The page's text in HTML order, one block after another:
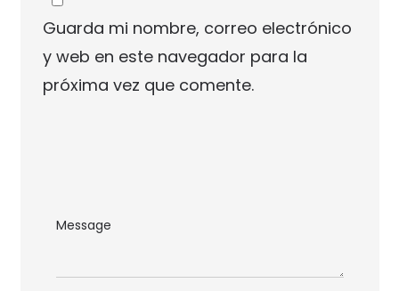
Guarda mi nombre, correo electrónico
y web en este navegador para la
próxima vez que comente.